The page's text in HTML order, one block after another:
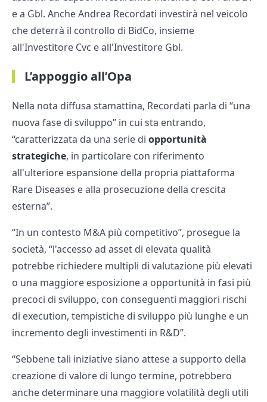
e a Gbl. Anche Andrea Recordati investirà nel veicolo
che deterrà il controllo di BidCo, insieme
all'Investitore Cvc e all'Investitore Gbl.
L’appoggio all’Opa
Nella nota diffusa stamattina, Recordati parla di “una
nuova fase di sviluppo” in cui sta entrando,
“caratterizzata da una serie di opportunità
strategiche, in particolare con riferimento
all'ulteriore espansione della propria piattaforma
Rare Diseases e alla prosecuzione della crescita
esterna”.
“In un contesto M&A più competitivo”, prosegue la
società, “l'accesso ad asset di elevata qualità
potrebbe richiedere multipli di valutazione più elevati
o una maggiore esposizione a opportunità in fasi più
precoci di sviluppo, con conseguenti maggiori rischi
di execution, tempistiche di sviluppo più lunghe e un
incremento degli investimenti in R&D”.
“Sebbene tali iniziative siano attese a supporto della
creazione di valore di lungo termine, potrebbero
anche determinare una maggiore volatilità degli utili